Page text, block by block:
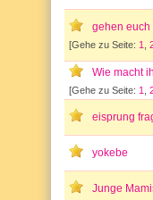
gehen euch
[Gehe zu Seite: 1
Wie macht
[Gehe zu Seite: 1
eisprung
yokebe
Junge